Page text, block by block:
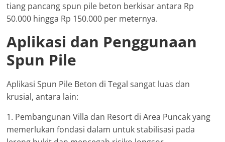
tiang pancang spun pile beton berkisar antara Rp
50.000 hingga Rp 150.000 per meternya.
Aplikasi dan Penggunaan
Spun Pile
Aplikasi Spun Pile Beton di Tegal sangat luas dan
krusial, antara lain:
1. Pembangunan Villa dan Resort di Area Puncak yang
memerlukan fondasi dalam untuk stabilisasi pada